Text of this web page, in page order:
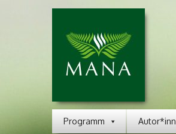
Programm